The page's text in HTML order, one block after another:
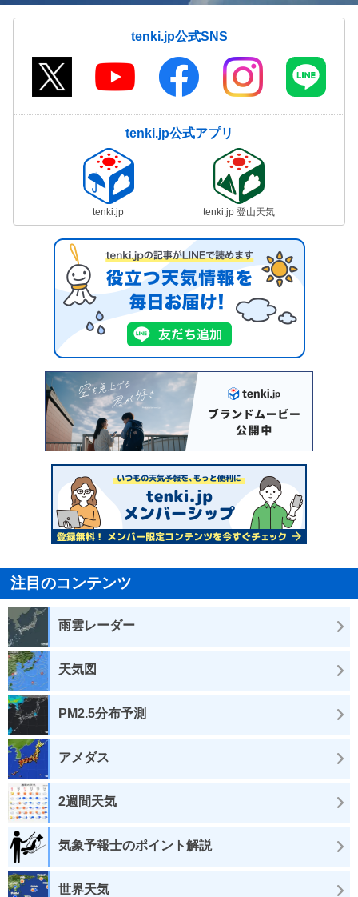
tenki.jp公式SNS
tenki.jp公式アプリ
tenki.jp tenki.jp 登山天気
注目のコンテンツ
雨雲レーダー
天気図
PM2.5分布予測
アメダス
2週間天気
気象予報士のポイント解説
世界天気